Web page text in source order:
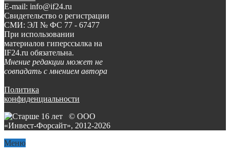
E-mail: info@if24.ru
Свидетельство о регистрации
СМИ: ЭЛ № ФС 77 - 67477
При использовании
материалов гиперссылка на
IF24.ru обязательна.
Мнение редакции может не
совпадать с мнением автора
Политика
конфиденциальности
© ООО
«Инвест-Форсайт», 2012-2026
Меню